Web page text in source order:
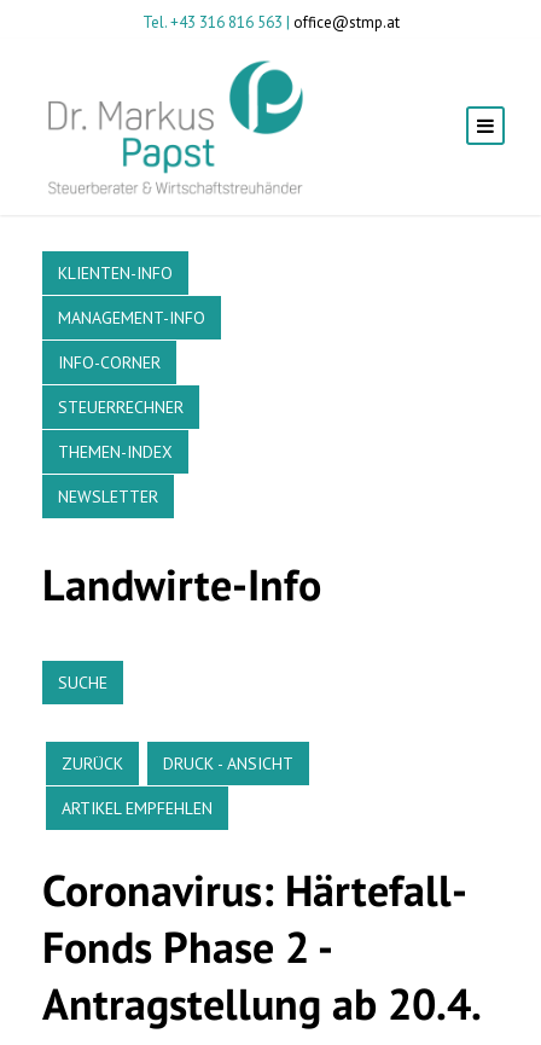
Tel. +43 316 816 563 | office@stmp.at
KLIENTEN-INFO
MANAGEMENT-INFO
INFO-CORNER
STEUERRECHNER
THEMEN-INDEX
NEWSLETTER
Landwirte-Info
SUCHE
ZURÜCK DRUCK - ANSICHT
ARTIKEL EMPFEHLEN
Coronavirus: Härtefall-
Fonds Phase 2 -
Antragstellung ab 20.4.